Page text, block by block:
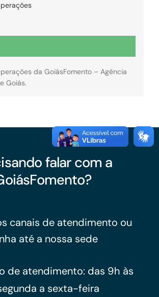
da GoiásFomento – Agência
Goiás.
falar com a
canais de atendimento ou
até a nossa sede
de atendimento: das 9h às
a sexta-feira